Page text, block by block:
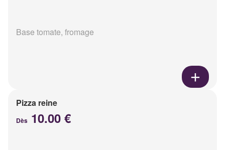
Base tomate, fromage
Pizza reine
Dès 10.00 €